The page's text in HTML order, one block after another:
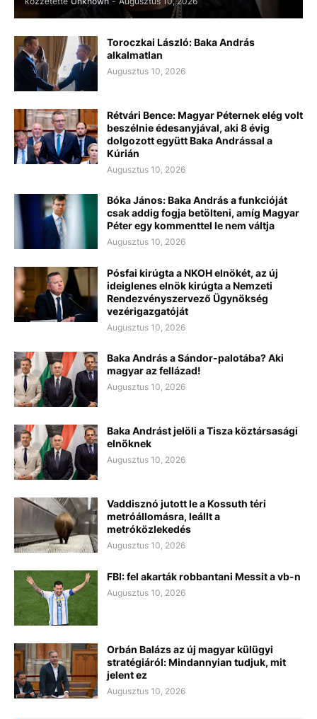
Toroczkai László: Baka András
alkalmatlan
Augusztus 10, 2026
Rétvári Bence: Magyar Péternek elég volt
beszélnie édesanyjával, aki 8 évig
dolgozott együtt Baka Andrással a
Kúrián
Augusztus 10, 2026
Bóka János: Baka András a funkcióját
csak addig fogja betölteni, amíg Magyar
Péter egy kommenttel le nem váltja
Augusztus 10, 2026
Pósfai kirúgta a NKOH elnökét, az új
ideiglenes elnök kirúgta a Nemzeti
Rendezvényszervező Ügynökség
vezérigazgatóját
Augusztus 10, 2026
Baka András a Sándor-palotába? Aki
magyar az fellázad!
Augusztus 10, 2026
Baka Andrást jelöli a Tisza köztársasági
elnöknek
Augusztus 10, 2026
Vaddisznó jutott le a Kossuth téri
metróállomásra, leállt a
metróközlekedés
Augusztus 10, 2026
FBI: fel akarták robbantani Messit a vb-n
Augusztus 10, 2026
Orbán Balázs az új magyar külügyi
stratégiáról: Mindannyian tudjuk, mit
jelent ez
Augusztus 10, 2026